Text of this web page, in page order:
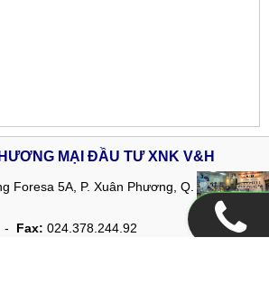
Website: www.vhcorp.com.vn
Copyright© 2025
ByGianHangVN